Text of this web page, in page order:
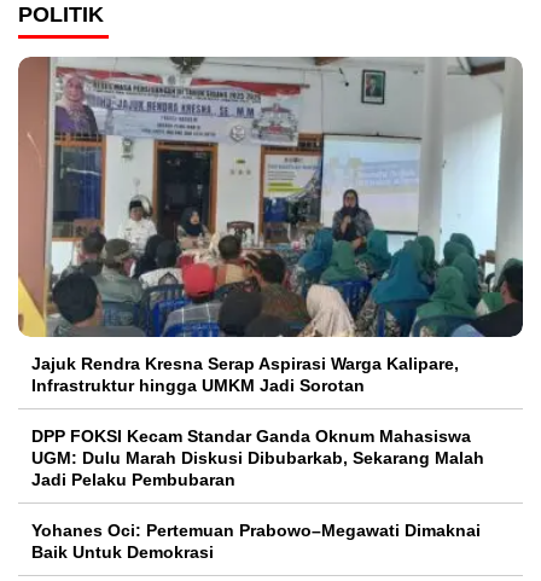
POLITIK
Jajuk Rendra Kresna Serap Aspirasi Warga Kalipare,
Infrastruktur hingga UMKM Jadi Sorotan
DPP FOKSI Kecam Standar Ganda Oknum Mahasiswa
UGM: Dulu Marah Diskusi Dibubarkab, Sekarang Malah
Jadi Pelaku Pembubaran
Yohanes Oci: Pertemuan Prabowo–Megawati Dimaknai
Baik Untuk Demokrasi